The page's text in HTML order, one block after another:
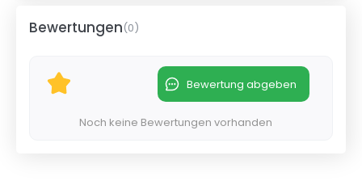
Bewertungen(0)
Bewertung abgeben
Noch keine Bewertungen vorhanden